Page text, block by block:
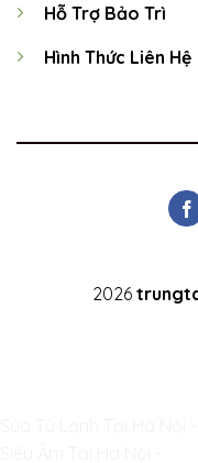
Hỗ Trợ Bảo Trì
Hình Thức Liên Hệ
2026